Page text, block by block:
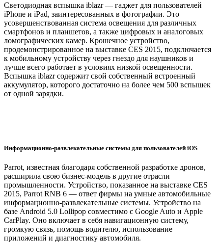
Светодиодная вспышка iblazr — гаджет для пользователей
iPhone и iPad, заинтересованных в фотографии. Это
усовершенствованная система освещения для различных
смартфонов и планшетов, а также цифровых и аналоговых
ломографических камер. Крошечное устройство,
продемонстрированное на выставке CES 2015, подключается
к мобильному устройству через гнездо для наушников и
лучше всего работает в условиях низкой освещенности.
Вспышка iblazr содержит свой собственный встроенный
аккумулятор, которого достаточно на более чем 500 вспышек
от одной зарядки.
Информационно-развлекательные системы для пользователей iOS
Parrot, известная благодаря собственной разработке дронов,
расширила свою бизнес-модель в другие отрасли
промышленности. Устройство, показанное на выставке CES
2015, Parrot RNB 6 — ответ фирмы на умные автомобильные
информационно-развлекательные системы. Устройство на
базе Android 5.0 Lollipop совместимо с Google Auto и Apple
CarPlay. Оно включает в себя навигационную систему,
громкую связь, помощь водителю, использование
приложений и диагностику автомобиля.